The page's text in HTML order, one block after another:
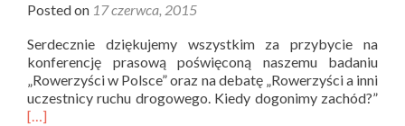
Posted on 17 czerwca, 2015
Serdecznie dziękujemy wszystkim za przybycie na
konferencję prasową poświęconą naszemu badaniu
„Rowerzyści w Polsce” oraz na debatę „Rowerzyści a inni
uczestnicy ruchu drogowego. Kiedy dogonimy zachód?”
[…]